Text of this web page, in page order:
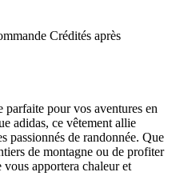
Crédités après
pour vos aventures en
adidas, ce vêtement allie
passionnés de randonnée. Que
de montagne ou de profiter
apportera chaleur et